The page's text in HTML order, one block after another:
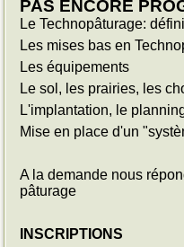
PAS ENCORE
Le Technopâturage:
Les mises bas en
Les équipements
Le sol, les prairies, les
L'implantation, le
Mise en place d'un
A la demande nous
pâturage
INSCRIPTIONS